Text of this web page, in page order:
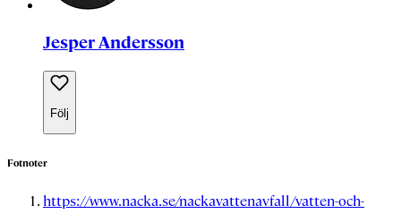
Jesper Andersson
Följ
Fotnoter
https://www.nacka.se/nackavattenavfall/vatten-och-